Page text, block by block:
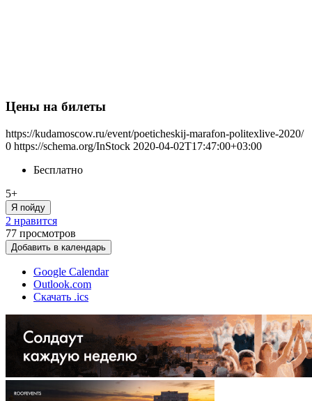
Цены на билеты
https://kudamoscow.ru/event/poeticheskij-marafon-politexlive-2020/
0 https://schema.org/InStock 2020-04-02T17:47:00+03:00
Бесплатно
5+
Я пойду
2 нравится
77 просмотров
Добавить в календарь
Google Calendar
Outlook.com
Скачать .ics